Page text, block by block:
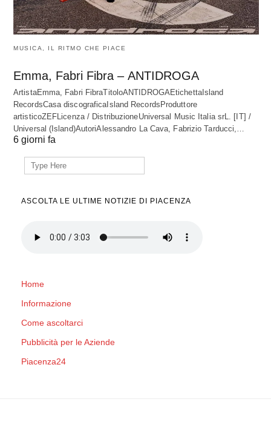
MUSICA, IL RITMO CHE PIACE
Emma, Fabri Fibra – ANTIDROGA
ArtistaEmma, Fabri FibraTitoloANTIDROGAEtichettaIsland
RecordsCasa discograficaIsland RecordsProduttore
artisticoZEFLicenza / DistribuzioneUniversal Music Italia srL. [IT] /
Universal (Island)AutoriAlessandro La Cava, Fabrizio Tarducci,…
6 giorni fa
Search
for:
ASCOLTA LE ULTIME NOTIZIE DI PIACENZA
Home
Informazione
Come ascoltarci
Pubblicità per le Aziende
Piacenza24